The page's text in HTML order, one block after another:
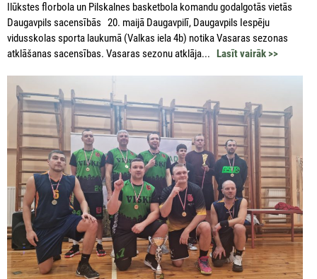
Ilūkstes florbola un Pilskalnes basketbola komandu godalgotās vietās
Daugavpils sacensībās 20. maijā Daugavpilī, Daugavpils Iespēju
vidusskolas sporta laukumā (Valkas iela 4b) notika Vasaras sezonas
atklāšanas sacensības. Vasaras sezonu atklāja... Lasīt vairāk >>